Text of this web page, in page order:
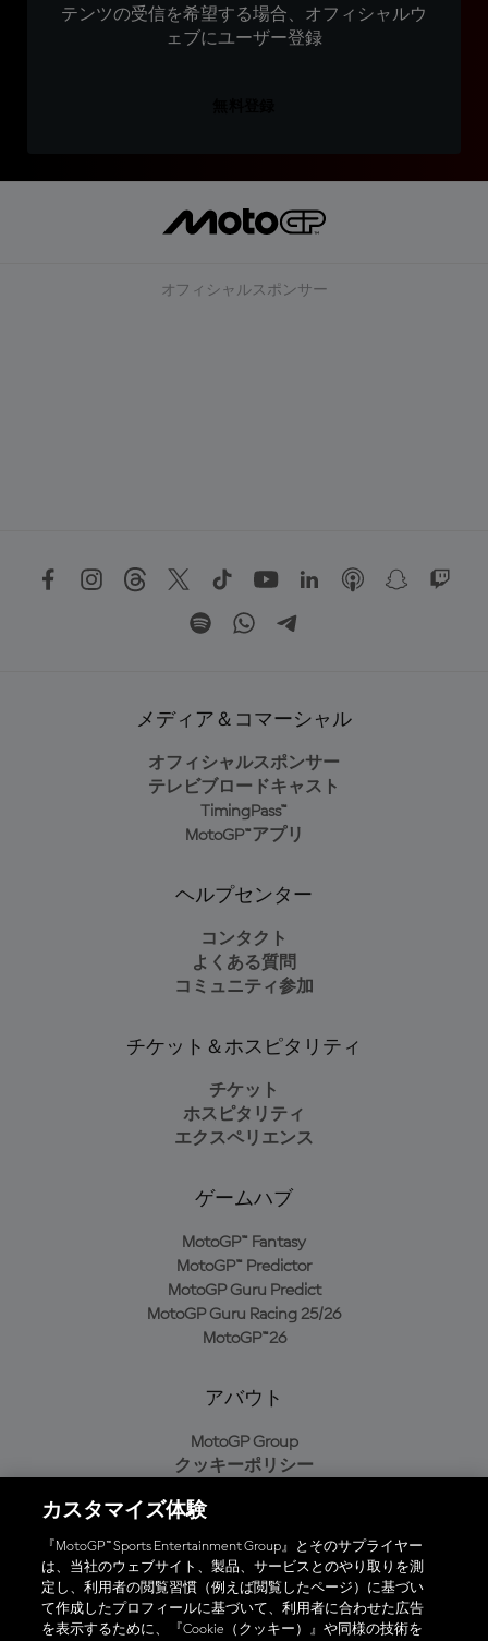
テンツの受信を希望する場合、オフィシャルウ
ェブにユーザー登録
オフィシャルスポンサー
メディア＆コマーシャル
オフィシャルスポンサー
テレビブロードキャスト
TimingPass™
MotoGP™アプリ
ヘルプセンター
コンタクト
よくある質問
コミュニティ参加
チケット＆ホスピタリティ
チケット
ホスピタリティ
エクスペリエンス
ゲームハブ
MotoGP™ Fantasy
MotoGP™ Predictor
MotoGP Guru Predict
MotoGP Guru Racing 25/26
MotoGP™26
アバウト
MotoGP Group
クッキーポリシー
プライバシーポリシー
購入ポリシー
オフィシャルアプリ
カスタマイズ体験
『MotoGP™ Sports Entertainment Group』とそのサプライヤー
は、当社のウェブサイト、製品、サービスとのやり取りを測
定し、利用者の閲覧習慣（例えば閲覧したページ）に基づい
て作成したプロフィールに基づいて、利用者に合わせた広告
を表示するために、『Cookie（クッキー）』や同様の技術を